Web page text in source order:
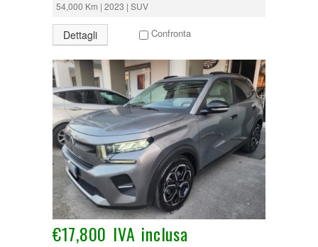
54,000 Km | 2023 | SUV
Dettagli Confronta
€17,800 IVA inclusa